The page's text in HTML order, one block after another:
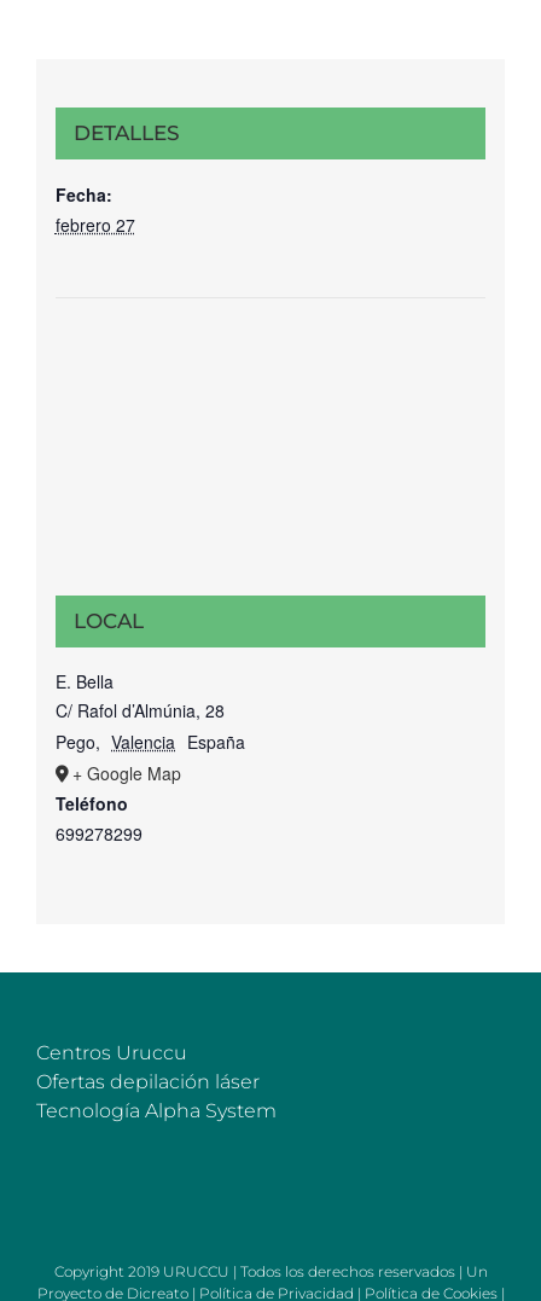
DETALLES
Fecha:
febrero 27
LOCAL
E. Bella
C/ Rafol d’Almúnia, 28
Pego, Valencia España
+ Google Map
Teléfono
699278299
Centros Uruccu
Ofertas depilación láser
Tecnología Alpha System
Copyright 2019 URUCCU | Todos los derechos reservados | Un
Proyecto de Dicreato| Política de Privacidad | Política de Cookies|